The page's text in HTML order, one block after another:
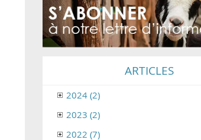
ARTICLES
2024 (2)
2023 (2)
2022 (7)